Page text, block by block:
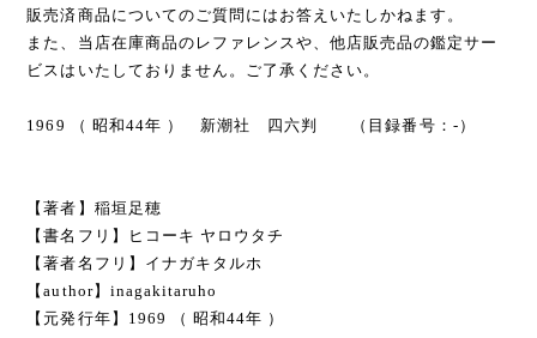
販売済商品についてのご質問にはお答えいたしかねます。
また、当店在庫商品のレファレンスや、他店販売品の鑑定サー
ビスはいたしておりません。ご了承ください。
1969 （ 昭和44年 ） 新潮社 四六判 （目録番号：-）
【著者】稲垣足穂
【書名フリ】ヒコーキ ヤロウタチ
【著者名フリ】イナガキタルホ
【author】inagakitaruho
【元発行年】1969 （ 昭和44年 ）